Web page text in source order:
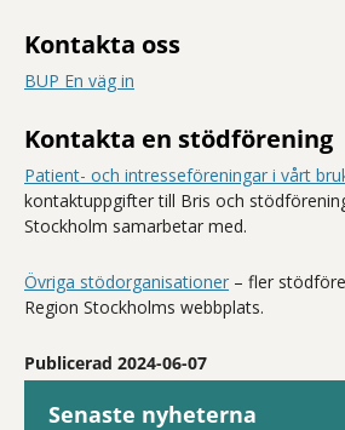
Kontakta oss
BUP En väg in
Kontakta en stödförening
Patient- och intresseföreningar i vårt
kontaktuppgifter till Bris och
Stockholm samarbetar med.
Övriga stödorganisationer – fler
Region Stockholms webbplats.
Publicerad 2024-06-07
Senaste nyheterna